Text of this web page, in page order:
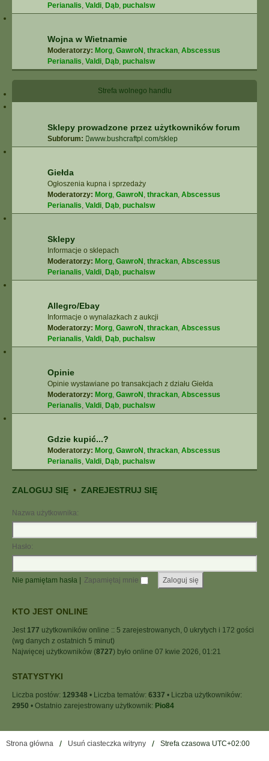
Perianalis, Valdi, Dąb, puchalsw
Wojna w Wietnamie
Moderatorzy: Morg, GawroN , thrackan, Abscessus
Perianalis, Valdi, Dąb, puchalsw
Strefa wolnego handlu
Sklepy prowadzone przez użytkowników forum
Subforum: www.bushcraftpl.com/sklep
Giełda
Ogłoszenia kupna i sprzedaży
Moderatorzy: Morg, GawroN , thrackan, Abscessus
Perianalis, Valdi, Dąb, puchalsw
Sklepy
Informacje o sklepach
Moderatorzy: Morg, GawroN , thrackan, Abscessus
Perianalis, Valdi, Dąb, puchalsw
Allegro/Ebay
Informacje o wynalazkach z aukcji
Moderatorzy: Morg, GawroN , thrackan, Abscessus
Perianalis, Valdi, Dąb, puchalsw
Opinie
Opinie wystawiane po transakcjach z działu Giełda
Moderatorzy: Morg, GawroN , thrackan, Abscessus
Perianalis, Valdi, Dąb, puchalsw
Gdzie kupić...?
Moderatorzy: Morg, GawroN , thrackan, Abscessus
Perianalis, Valdi, Dąb, puchalsw
ZALOGUJ SIĘ • ZAREJESTRUJ SIĘ
Nazwa użytkownika:
Hasło:
Nie pamiętam hasła Zapamiętaj mnie
KTO JEST ONLINE
Jest 177 użytkowników online :: 5 zarejestrowanych, 0 ukrytych i 172 gości
(wg danych z ostatnich 5 minut)
Najwięcej użytkowników (8727) było online 07 kwie 2026, 01:21
STATYSTYKI
Liczba postów: 129348 • Liczba tematów: 6337 • Liczba użytkowników:
2950 • Ostatnio zarejestrowany użytkownik: Pio84
Strona główna Usuń ciasteczka witryny Strefa czasowa UTC+02:00